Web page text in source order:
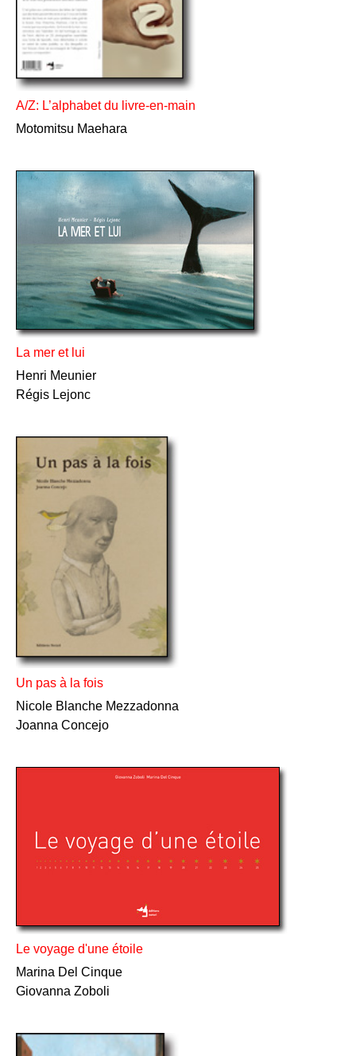
A/Z: L’alphabet du livre-en-main
Motomitsu Maehara
La mer et lui
Henri Meunier
Régis Lejonc
Un pas à la fois
Nicole Blanche Mezzadonna
Joanna Concejo
Le voyage d'une étoile
Marina Del Cinque
Giovanna Zoboli